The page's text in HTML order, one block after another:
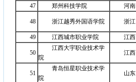
47
郑州科技学院 河南
48 浙江越秀外国语学院 浙江
49
江西城市职业学院 江西
50
江西大宇职业技术学
院
江西
51
青岛恒星职业技术学
院
山东